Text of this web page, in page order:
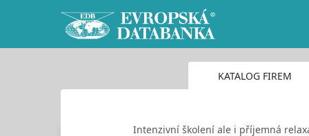
KATALOG FIREM
Intenzivní školení ale i příjemná